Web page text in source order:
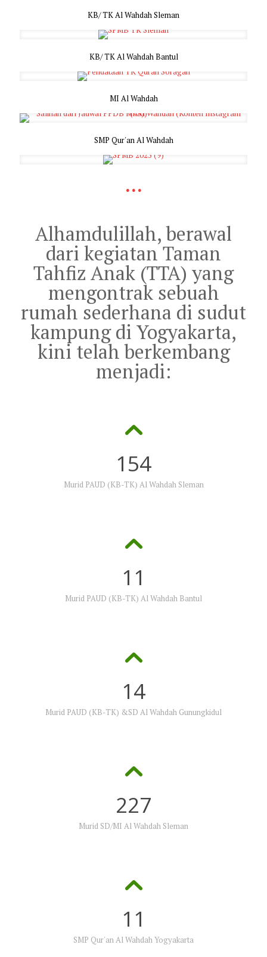
KB/ TK Al Wahdah Sleman
KB/ TK Al Wahdah Bantul
MI Al Wahdah
SMP Qur'an Al Wahdah
...
Alhamdulillah, berawal
dari kegiatan Taman
Tahfiz Anak (TTA) yang
mengontrak sebuah
rumah sederhana di sudut
kampung di Yogyakarta,
kini telah berkembang
menjadi:
154
Murid PAUD (KB-TK) Al Wahdah Sleman
11
Murid PAUD (KB-TK) Al Wahdah Bantul
14
Murid PAUD (KB-TK) &SD Al Wahdah Gunungkidul
227
Murid SD/MI Al Wahdah Sleman
11
SMP Qur'an Al Wahdah Yogyakarta